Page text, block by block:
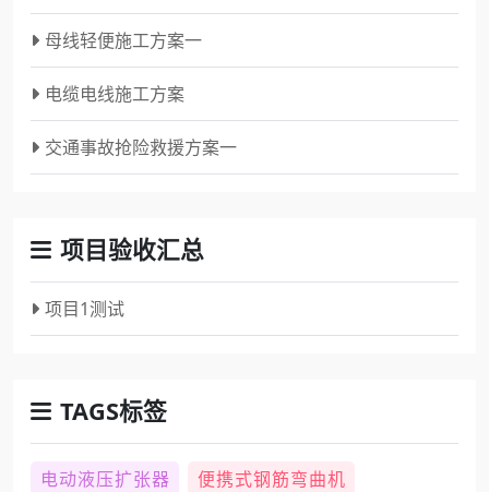
母线轻便施工方案一
电缆电线施工方案
交通事故抢险救援方案一
项目验收汇总
项目1测试
TAGS标签
电动液压扩张器
便携式钢筋弯曲机